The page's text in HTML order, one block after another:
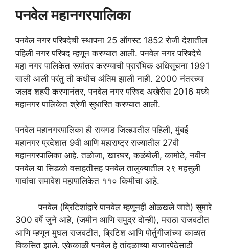
पनवेल महानगरपालिका
पनवेल नगर परिषदेची स्थापना 25 ऑगस्ट 1852 रोजी देशातील
पहिली नगर परिषद म्हणून करण्यात आली. पनवेल नगर परिषदेचे
महा नगर पालिकेत रूपांतर करण्याची प्रारंभिक अधिसूचना 1991
साली आली परंतु ती कधीच अंतिम झाली नाही. 2000 नंतरच्या
जलद शहरी करणानंतर, पनवेल नगर परिषद अखेरीस 2016 मध्ये
महानगर पालिकेत श्रेणी सुधारित करण्यात आली.
पनवेल महानगरपालिका ही रायगड जिल्ह्यातील पहिली, मुंबई
महानगर प्रदेशात 9वी आणि महाराष्ट्र राज्यातील 27वी
महानगरपालिका आहे. तळोजा, खारघर, कळंबोली, कामोठे, नवीन
पनवेल या सिडको वसाहतीसह पनवेल तालुक्यातील २९ महसुली
गावांचा समावेश महापालिकेत ११० किमीचा आहे.
पनवेल (ब्रिटिशांद्वारे पानवेल म्हणूनही ओळखले जाते) सुमारे
300 वर्षे जुने आहे, (जमीन आणि समुद्र दोन्ही), मराठा राजवटीत
आणि म्हणून मुघल राजवटीत, ब्रिटिश आणि पोर्तुगीजांच्या काळात
विकसित झाले. एकेकाळी पनवेल हे तांदळाच्या बाजारपेठेसाठी